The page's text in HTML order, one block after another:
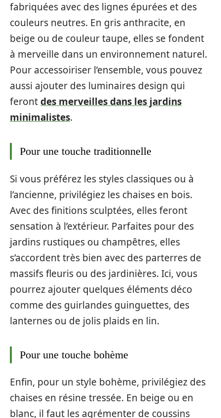
fabriquées avec des lignes épurées et des
couleurs neutres. En gris anthracite, en
beige ou de couleur taupe, elles se fondent
à merveille dans un environnement naturel.
Pour accessoiriser l’ensemble, vous pouvez
aussi ajouter des luminaires design qui
ferontdes merveilles dans les jardins
minimalistes.
Pour une touche traditionnelle
Si vous préférez les styles classiques ou à
l’ancienne, privilégiez les chaises en bois.
Avec des finitions sculptées, elles feront
sensation à l’extérieur. Parfaites pour des
jardins rustiques ou champêtres, elles
s’accordent très bien avec des parterres de
massifs fleuris ou des jardinières. Ici, vous
pourrez ajouter quelques éléments déco
comme des guirlandes guinguettes, des
lanternes ou de jolis plaids en lin.
Pour une touche bohème
Enfin, pour un style bohème, privilégiez des
chaises en résine tressée. En beige ou en
blanc, il faut les agrémenter de coussins